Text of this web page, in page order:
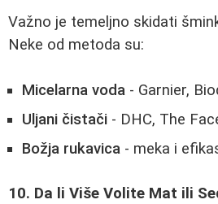
Važno je temeljno skidati
Neke od metoda su:
Micelarna voda - Garnier,
Uljani čistači - DHC, The
Božja rukavica - meka i
10. Da li Više Volite Mat ili